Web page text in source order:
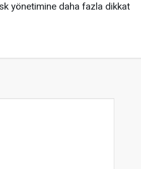
yönetimine daha fazla dikkat